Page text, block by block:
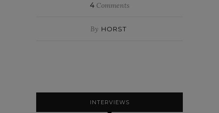
4Comments
By HORST
INTERVIEWS